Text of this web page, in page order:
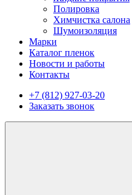
Полировка
Химчистка салона
Шумоизоляция
Марки
Каталог пленок
Новости и работы
Контакты
+7 (812) 927-03-20
Заказать звонок